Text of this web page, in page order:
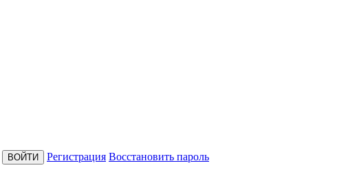
Регистрация Восстановить пароль